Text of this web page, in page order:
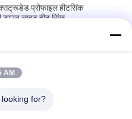
प्रोफाइल हीटसिंक
लाइट हीट सिंक
काला एनोडाइज्ड 6063
सीएनसी परिशुद्धता मशीनिंग
AM
for?